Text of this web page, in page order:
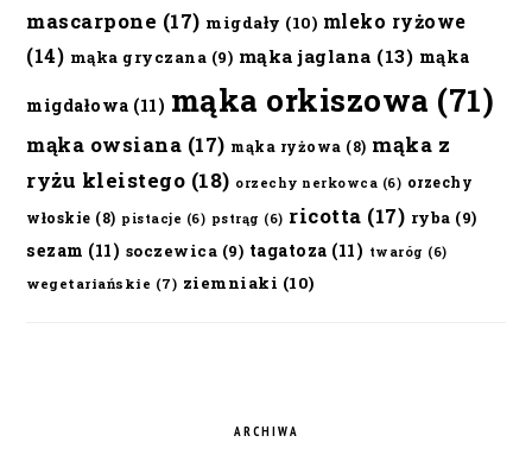
mascarpone (17) migdały (10) mleko ryżowe
(14) mąka gryczana (9) mąka jaglana (13) mąka
migdałowa (11) mąka orkiszowa (71)
mąka owsiana (17) mąka ryżowa (8) mąka z
ryżu kleistego (18) orzechy nerkowca (6) orzechy
włoskie (8) pistacje (6) pstrąg (6) ricotta (17) ryba (9)
sezam (11) soczewica (9) tagatoza (11) twaróg (6)
wegetariańskie (7) ziemniaki (10)
ARCHIWA